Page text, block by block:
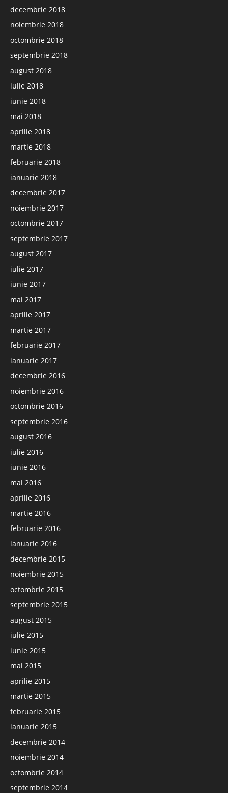
decembrie 2018
noiembrie 2018
octombrie 2018
septembrie 2018
august 2018
iulie 2018
iunie 2018
mai 2018
aprilie 2018
martie 2018
februarie 2018
ianuarie 2018
decembrie 2017
noiembrie 2017
octombrie 2017
septembrie 2017
august 2017
iulie 2017
iunie 2017
mai 2017
aprilie 2017
martie 2017
februarie 2017
ianuarie 2017
decembrie 2016
noiembrie 2016
octombrie 2016
septembrie 2016
august 2016
iulie 2016
iunie 2016
mai 2016
aprilie 2016
martie 2016
februarie 2016
ianuarie 2016
decembrie 2015
noiembrie 2015
octombrie 2015
septembrie 2015
august 2015
iulie 2015
iunie 2015
mai 2015
aprilie 2015
martie 2015
februarie 2015
ianuarie 2015
decembrie 2014
noiembrie 2014
octombrie 2014
septembrie 2014